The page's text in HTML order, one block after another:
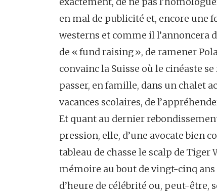
en mal de publicité et, encore une
westerns et comme il l’annoncera
de « fund raising », de ramener
convainc la Suisse où le cinéaste
passer, en famille, dans un chalet
vacances scolaires, de
Et quant au dernier
pression, elle, d’une avocate bien
tableau de chasse le scalp de
mémoire au bout de vingt-cinq
d’heure de célébrité ou, peut-être,